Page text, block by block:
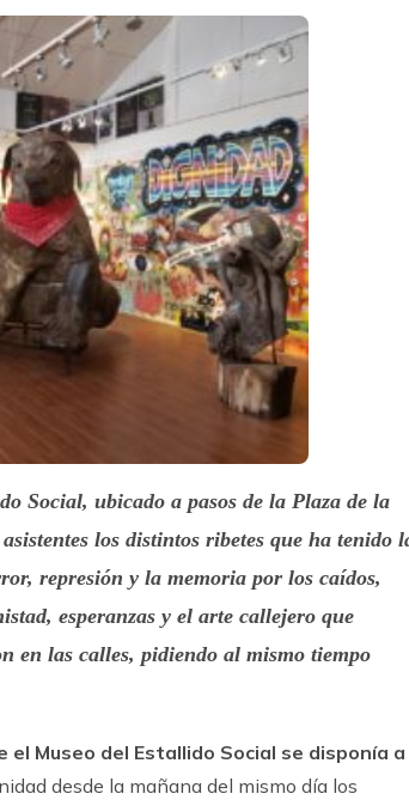
Social, ubicado a pasos de la Plaza de la
los distintos ribetes que ha tenido
represión y la memoria por los caídos,
esperanzas y el arte callejero que
en las calles, pidiendo al mismo tiempo
el Museo del Estallido Social se disponía a
desde la mañana del mismo día los